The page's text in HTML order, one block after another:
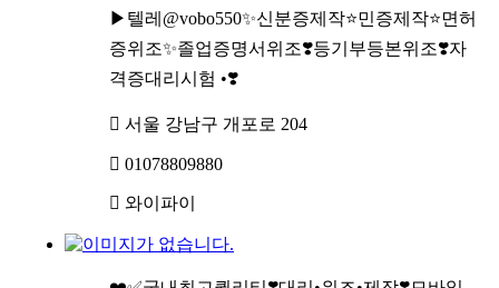
▶텔레@vobo550✨신분증제작⭐민증제작⭐면허
증위조✨졸업증명서위조❣️등기부등본위조❣️자
격증대리시험 •❣️
서울 강남구 개포로 204
01078809880
와이파이